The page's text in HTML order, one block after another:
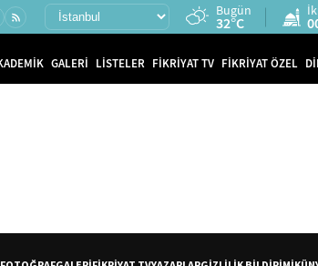
Bugün
32°C
GALERİ LİSTELER FİKRİYAT TV FİKRİYAT ÖZEL